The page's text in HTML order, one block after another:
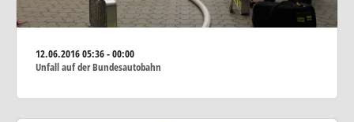
12.06.201605:36 - 00:00
Unfall auf der Bundesautobahn